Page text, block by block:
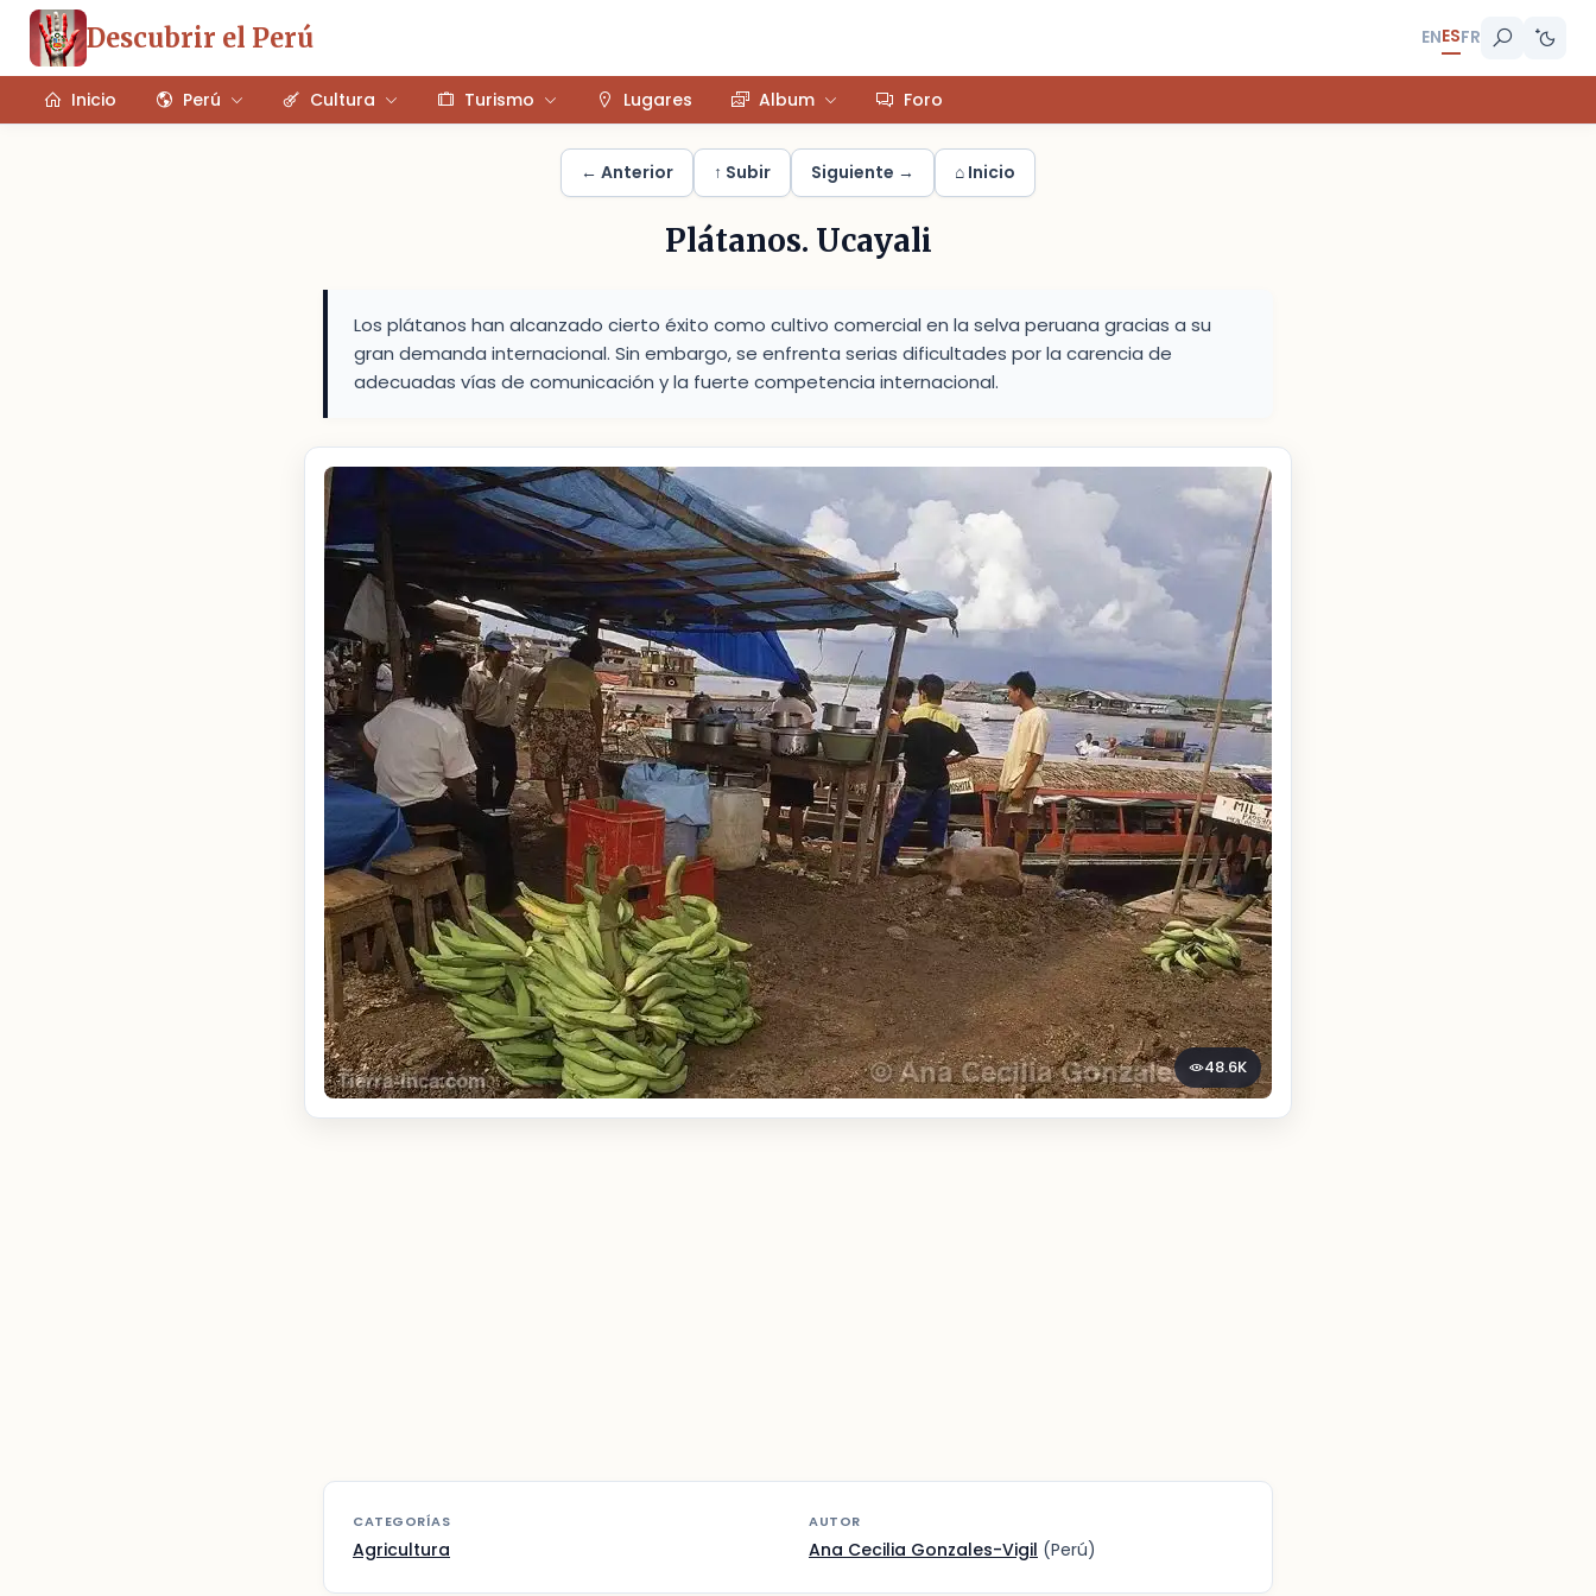
Descubrir el Perú ENESFR
Inicio Perú Cultura Turismo Lugares Album Foro
← Anterior ↑ Subir Siguiente → ⌂ Inicio
Plátanos. Ucayali
Los plátanos han alcanzado cierto éxito como cultivo comercial en la selva peruana gracias a su
gran demanda internacional. Sin embargo, se enfrenta serias dificultades por la carencia de
adecuadas vías de comunicación y la fuerte competencia internacional.
48.6K
CATEGORÍAS
Agricultura
AUTOR
Ana Cecilia Gonzales-Vigil (Perú)